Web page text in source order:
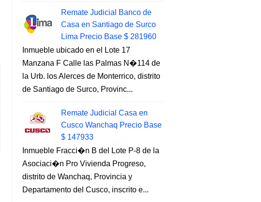
Remate Judicial Banco de
Casa en Santiago de Surco
Lima Precio Base $ 281960
Inmueble ubicado en el Lote 17
Manzana F Calle las Palmas N�114 de
la Urb. los Alerces de Monterrico, distrito
de Santiago de Surco, Provinc...
Remate Judicial Casa en
Cusco Wanchaq Precio Base
$ 147933
Inmueble Fracci�n B del Lote P-8 de la
Asociaci�n Pro Vivienda Progreso,
distrito de Wanchaq, Provincia y
Departamento del Cusco, inscrito e...